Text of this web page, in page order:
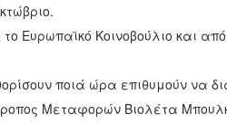
Ευρωπαϊκό Κοινοβούλιο και
ποιά ώρα επιθυμούν να
Μεταφορών Βιολέτα